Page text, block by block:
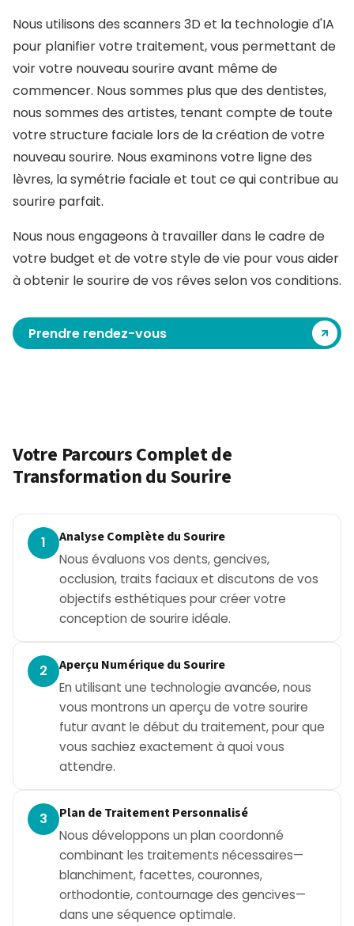
Nous utilisons des scanners 3D et la technologie d'IA
pour planifier votre traitement, vous permettant de
voir votre nouveau sourire avant même de
commencer. Nous sommes plus que des dentistes,
nous sommes des artistes, tenant compte de toute
votre structure faciale lors de la création de votre
nouveau sourire. Nous examinons votre ligne des
lèvres, la symétrie faciale et tout ce qui contribue au
sourire parfait.
Nous nous engageons à travailler dans le cadre de
votre budget et de votre style de vie pour vous aider
à obtenir le sourire de vos rêves selon vos conditions.
Prendre rendez-vous
Votre Parcours Complet de
Transformation du Sourire
1 Analyse Complète du Sourire
Nous évaluons vos dents, gencives,
occlusion, traits faciaux et discutons de vos
objectifs esthétiques pour créer votre
conception de sourire idéale.
2 Aperçu Numérique du Sourire
En utilisant une technologie avancée, nous
vous montrons un aperçu de votre sourire
futur avant le début du traitement, pour que
vous sachiez exactement à quoi vous
attendre.
3 Plan de Traitement Personnalisé
Nous développons un plan coordonné
combinant les traitements nécessaires—
blanchiment, facettes, couronnes,
orthodontie, contournage des gencives—
dans une séquence optimale.